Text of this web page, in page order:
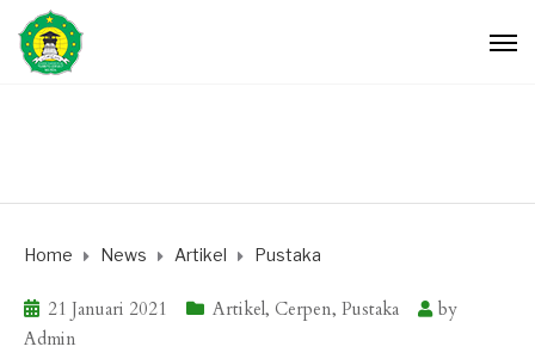
Home News Artikel Pustaka
21 Januari 2021 Artikel, Cerpen, Pustaka
by
Admin